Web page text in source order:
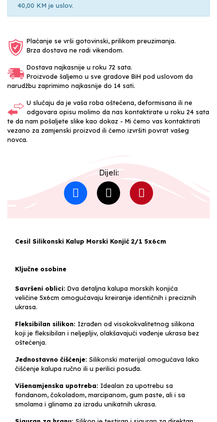
40,00 KM je uslov.
Plaćanje se vrši gotovinski, prilikom preuzimanja.
Brza dostava ne radi vikendom.
Dostava najkasnije u roku 72 sata.
Proizvode šaljemo u sve gradove BiH pod uslovom da
narudžbu zaprimimo najkasnije do 14 sati.
U slučaju da je vaša roba oštećena, deformisana ili ne
odgovara opisu molimo da nas kontaktirate u roku 24 sata
te da nam pošaljete slike kao dokaz - Mi ćemo vas kontaktirati
vezano za zamjenski proizvod ili ćemo izvršiti povrat vašeg
novca.
Dijeli:
Cesil Silikonski Kalup Morski Konjić 2/1 5x6cm
Ključne osobine
Savršeni oblici: Dva detaljna kalupa morskih konjića
veličine 5x6cm omogućavaju kreiranje identičnih i preciznih
ukrasa.
Fleksibilan silikon: Izrađen od visokokvalitetnog silikona
koji je fleksibilan i neljepljiv, olakšavajući vađenje ukrasa bez
oštećenja.
Jednostavno čišćenje: Silikonski materijal omogućava lako
čišćenje kalupa ručno ili u perilici posuđa.
Višenamjenska upotreba: Idealan za upotrebu sa
fondanom, čokoladom, marcipanom, gum paste, ali i sa
smolama i glinama za izradu unikatnih ukrasa.